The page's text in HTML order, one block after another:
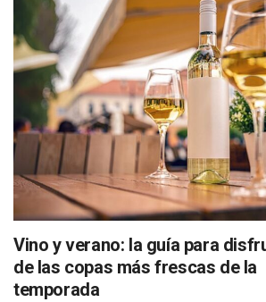
Vino y verano: la guía para
de las copas más frescas de la
temporada